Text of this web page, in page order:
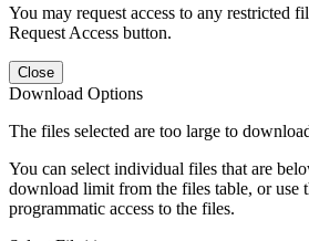
You may request access to any restricted
Request Access button.
Close
Download Options
The files selected are too large to
You can select individual files that are
download limit from the files table, or use
programmatic access to the files.